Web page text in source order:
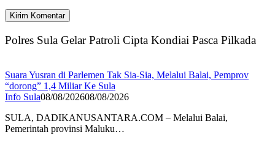
Polres Sula Gelar Patroli Cipta Kondiai Pasca Pilkada
Suara Yusran di Parlemen Tak Sia-Sia, Melalui Balai, Pemprov
“dorong” 1,4 Miliar Ke Sula
Info Sula08/08/202608/08/2026
SULA, DADIKANUSANTARA.COM – Melalui Balai,
Pemerintah provinsi Maluku…